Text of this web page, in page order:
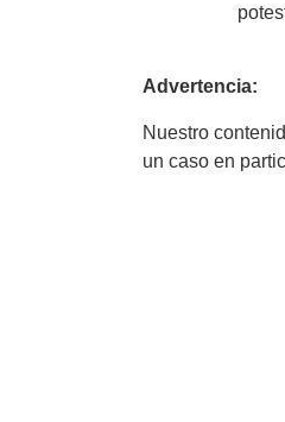
Advertencia:
Nuestro
un caso en